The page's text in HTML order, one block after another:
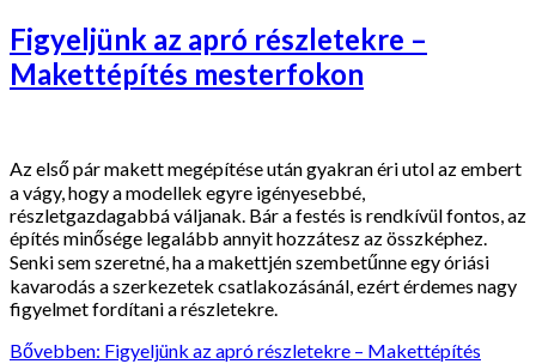
Figyeljünk az apró részletekre –
Makettépítés mesterfokon
Az első pár makett megépítése után gyakran éri utol az embert
a vágy, hogy a modellek egyre igényesebbé,
részletgazdagabbá váljanak. Bár a festés is rendkívül fontos, az
építés minősége legalább annyit hozzátesz az összképhez.
Senki sem szeretné, ha a makettjén szembetűnne egy óriási
kavarodás a szerkezetek csatlakozásánál, ezért érdemes nagy
figyelmet fordítani a részletekre.
Bővebben: Figyeljünk az apró részletekre – Makettépítés